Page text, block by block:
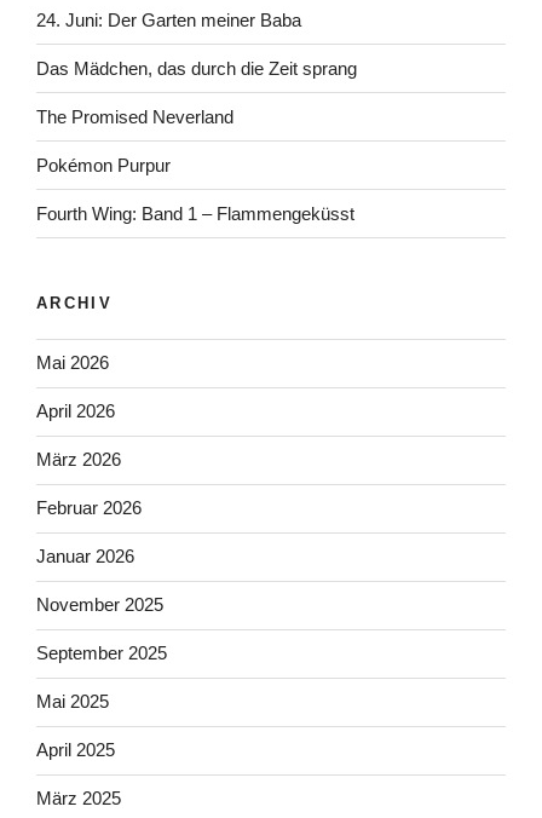
24. Juni: Der Garten meiner Baba
Das Mädchen, das durch die Zeit sprang
The Promised Neverland
Pokémon Purpur
Fourth Wing: Band 1 – Flammengeküsst
ARCHIV
Mai 2026
April 2026
März 2026
Februar 2026
Januar 2026
November 2025
September 2025
Mai 2025
April 2025
März 2025